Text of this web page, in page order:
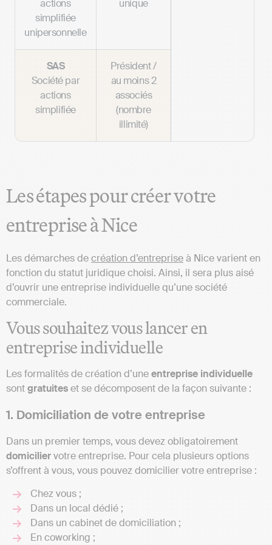
actions
simplifiée
unipersonnelle
unique
SAS
Société par
actions
simplifiée
Président /
au moins 2
associés
(nombre
illimité)
Les étapes pour créer votre
entreprise à Nice
Les démarches decréation d’entrepriseà Nice varient en
fonction du statut juridique choisi. Ainsi, il sera plus aisé
d’ouvrir une entreprise individuelle qu’une société
commerciale.
Vous souhaitez vous lancer en
entreprise individuelle
Les formalités de création d’uneentreprise individuelle
sontgratuiteset se décomposent de la façon suivante :
1. Domiciliation de votre entreprise
Dans un premier temps, vous devez obligatoirement
domiciliervotre entreprise. Pour cela plusieurs options
s’offrent à vous, vous pouvez domicilier votre entreprise :
Chez vous ;
Dans un local dédié ;
Dans un cabinet de domiciliation ;
En coworking ;